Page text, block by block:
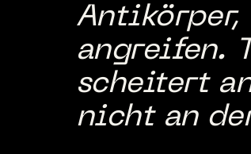
Antikörper,
angreifen.
scheitert
nicht an